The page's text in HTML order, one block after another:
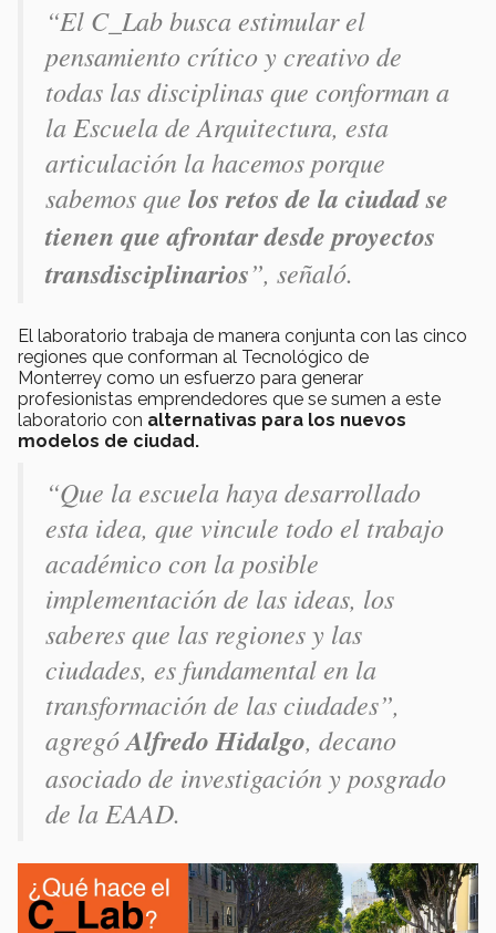
“El C_Lab busca estimular el
pensamiento crítico y creativo de
todas las disciplinas que conforman a
la Escuela de Arquitectura, esta
articulación la hacemos porque
sabemos que los retos de la ciudad se
tienen que afrontar desde proyectos
transdisciplinarios”, señaló.
El laboratorio trabaja de manera conjunta con las cinco
regiones que conforman al Tecnológico de
Monterrey como un esfuerzo para generar
profesionistas emprendedores que se sumen a este
laboratorio con alternativas para los nuevos
modelos de ciudad.
“Que la escuela haya desarrollado
esta idea, que vincule todo el trabajo
académico con la posible
implementación de las ideas, los
saberes que las regiones y las
ciudades, es fundamental en la
transformación de las ciudades”,
agregóAlfredo Hidalgo, decano
asociado de investigación y posgrado
de la EAAD.